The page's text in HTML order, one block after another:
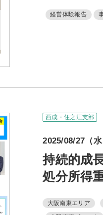
経営体験報告
西成・住之江支部
2025/08/27（
持続的成
処分所得
大阪南東エリア